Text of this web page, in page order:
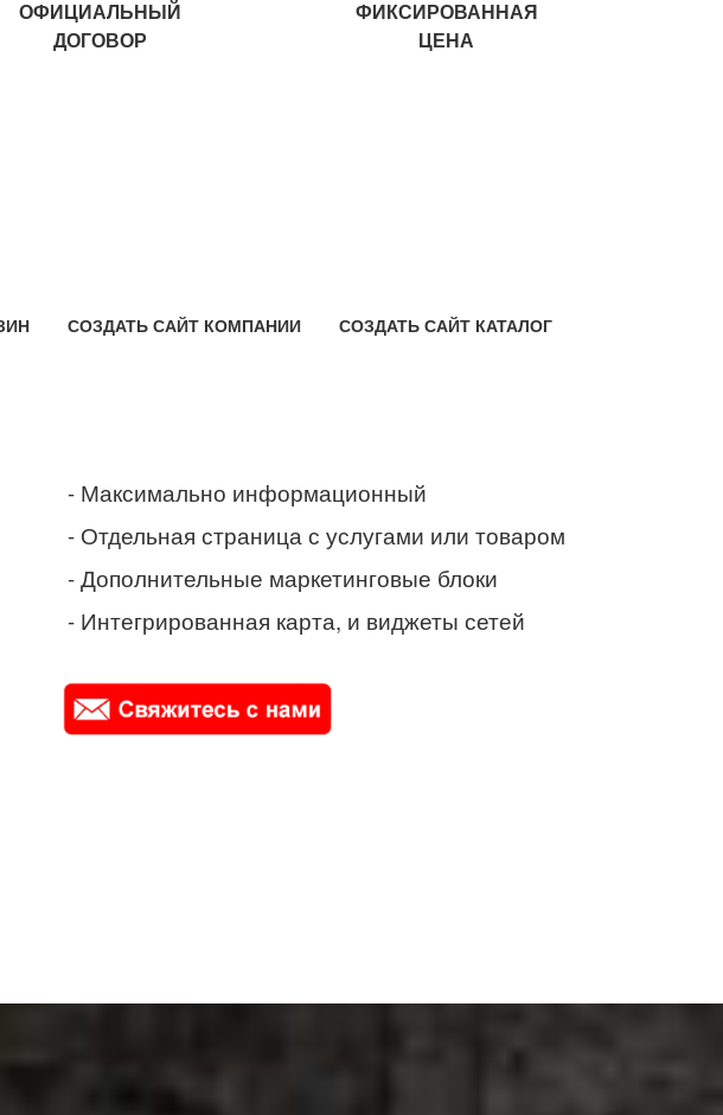
ОФИЦИАЛЬНЫЙ
ДОГОВОР
ФИКСИРОВАННАЯ
ЦЕНА
СОЗДАТЬ САЙТ КОМПАНИИ СОЗДАТЬ САЙТ КАТАЛОГ
- Максимально информационный
- Отдельная страница с услугами или товаром
- Дополнительные маркетинговые блоки
- Интегрированная карта, и виджеты сетей